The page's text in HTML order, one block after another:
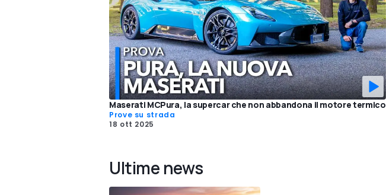
Maserati MCPura, la supercar che non abbandona il motore termico
Prove su strada
18 ott 2025
Ultime news